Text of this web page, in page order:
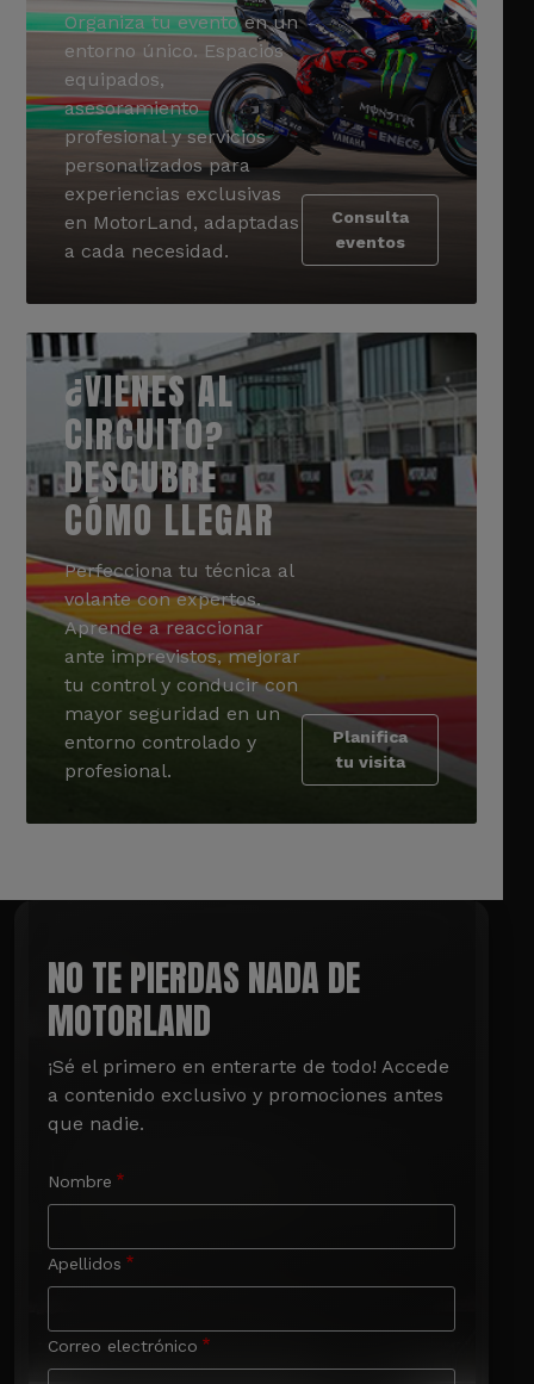
Organiza tu evento en un
entorno único. Espacios
equipados,
asesoramiento
profesional y servicios
personalizados para
experiencias exclusivas
en MotorLand, adaptadas
a cada necesidad.
Consulta
eventos
¿VIENES AL
CIRCUITO?
DESCUBRE
CÓMO LLEGAR
Perfecciona tu técnica al
volante con expertos.
Aprende a reaccionar
ante imprevistos, mejorar
tu control y conducir con
mayor seguridad en un
entorno controlado y
profesional.
Planifica
tu visita
NO TE PIERDAS NADA DE
MOTORLAND
¡Sé el primero en enterarte de todo! Accede
a contenido exclusivo y promociones antes
que nadie.
Nombre
Apellidos
Correo electrónico